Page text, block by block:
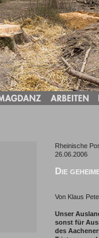
Rheinische
26.06.2006
Die
Von Klaus
Unser
sonst für
des